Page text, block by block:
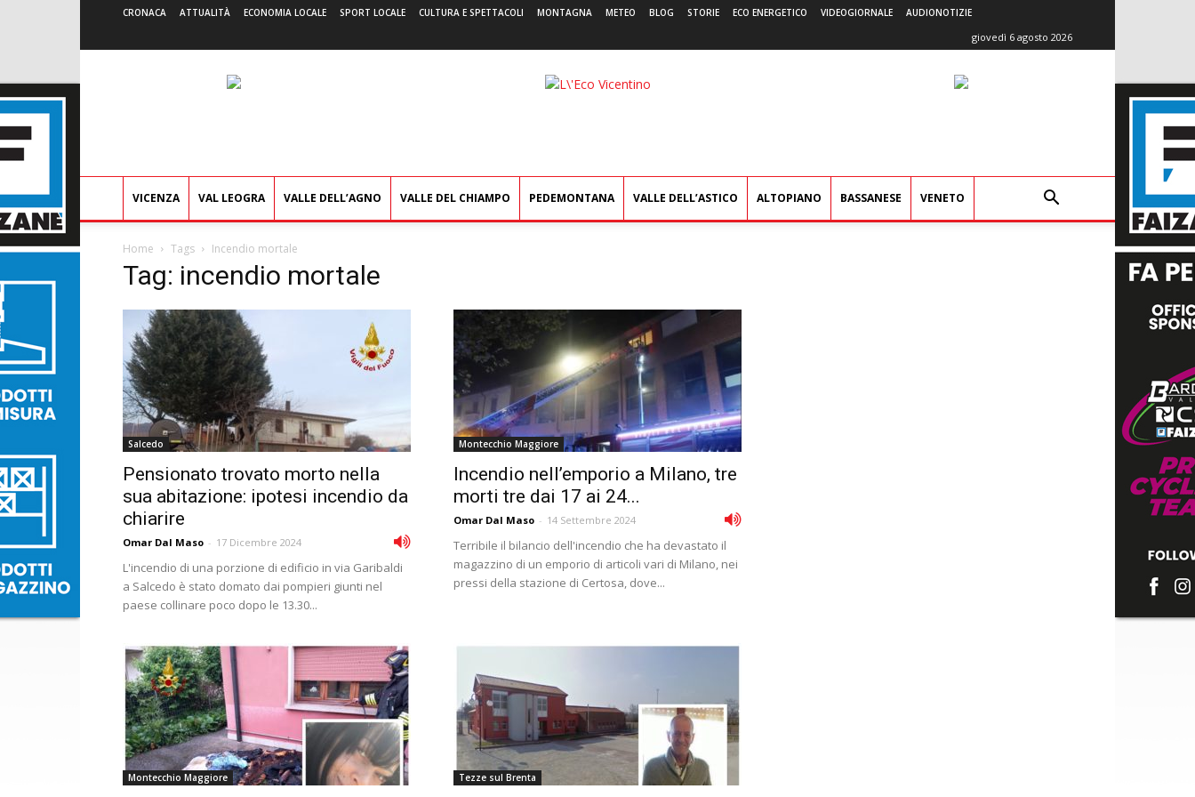
CRONACA ATTUALITÀ ECONOMIA LOCALE SPORT LOCALE CULTURA E SPETTACOLI MONTAGNA METEO BLOG STORIE ECO ENERGETICO VIDEOGIORNALE AUDIONOTIZIE
giovedì 6 agosto 2026
L'Eco
VICENZA VAL LEOGRA VALLE DELL’AGNO VALLE DEL CHIAMPO PEDEMONTANA VALLE DELL’ASTICO ALTOPIANO BASSANESE VENETO
Home Tags Incendio mortale
Tag: incendio mortale
Salcedo
Pensionato trovato morto nella
sua abitazione: ipotesi incendio da
chiarire
Omar Dal Maso - 17 Dicembre 2024
L'incendio di una porzione di edificio in via Garibaldi
a Salcedo è stato domato dai pompieri giunti nel
paese collinare poco dopo le 13.30...
Montecchio Maggiore
Incendio nell’emporio a Milano, tre
morti tre dai 17 ai 24...
Omar Dal Maso - 14 Settembre 2024
Terribile il bilancio dell'incendio che ha devastato il
magazzino di un emporio di articoli vari di Milano, nei
pressi della stazione di Certosa, dove...
Montecchio Maggiore Tezze sul Brenta